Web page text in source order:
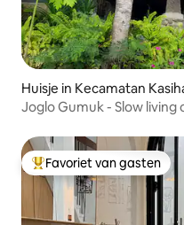
Huisje in Kecamatan
Joglo Gumuk - Slow
Topfavoriet van gasten
Favoriet van gasten